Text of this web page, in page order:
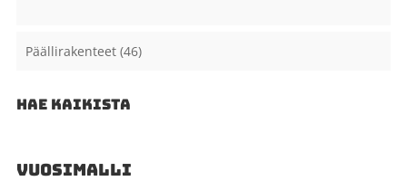
Päällirakenteet (46)
HAE KAIKISTA
VUOSIMALLI